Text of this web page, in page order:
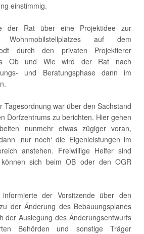
einstimmig.
der Rat über eine Projektidee zur
Wohnmobilstellplatzes auf dem
durch den privaten Projektierer
Ob und Wie wird der Rat nach
und Beratungsphase dann im
Tagesordnung war über den Sachstand
Dorfzentrums zu berichten. Hier gehen
nunmehr etwas zügiger voran,
‚nur noch‘ die Eigenleistungen im
anstehen. Freiwillige Helfer sind
sich beim OB oder den OGR
der Vorsitzende über den
der Änderung des Bebauungsplanes
der Auslegung des Änderungsentwurfs
Behörden und sonstige Träger